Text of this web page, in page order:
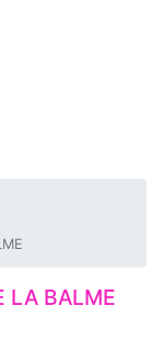
LA BALME